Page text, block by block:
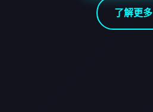
了解更多